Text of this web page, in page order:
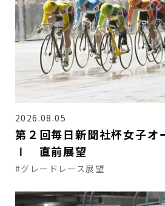
2026.08.05
第２回毎日新聞社杯女子オ
Ⅰ 直前展望
#グレードレース展望